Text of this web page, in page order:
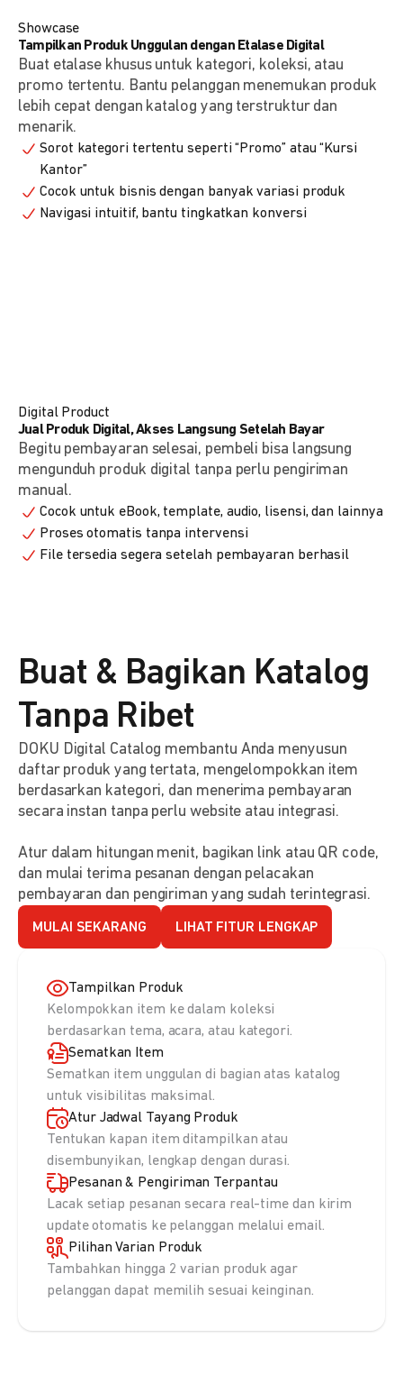
Showcase
Tampilkan Produk Unggulan dengan Etalase Digital
Buat etalase khusus untuk kategori, koleksi, atau
promo tertentu. Bantu pelanggan menemukan produk
lebih cepat dengan katalog yang terstruktur dan
menarik.
Sorot kategori tertentu seperti “Promo” atau “Kursi
Kantor”
Cocok untuk bisnis dengan banyak variasi produk
Navigasi intuitif, bantu tingkatkan konversi
Digital Product
Jual Produk Digital, Akses Langsung Setelah Bayar
Begitu pembayaran selesai, pembeli bisa langsung
mengunduh produk digital tanpa perlu pengiriman
manual.
Cocok untuk eBook, template, audio, lisensi, dan lainnya
Proses otomatis tanpa intervensi
File tersedia segera setelah pembayaran berhasil
Buat & Bagikan Katalog
Tanpa Ribet
DOKU Digital Catalog membantu Anda menyusun
daftar produk yang tertata, mengelompokkan item
berdasarkan kategori, dan menerima pembayaran
secara instan tanpa perlu website atau integrasi.
Atur dalam hitungan menit, bagikan link atau QR code,
dan mulai terima pesanan dengan pelacakan
pembayaran dan pengiriman yang sudah terintegrasi.
MULAI SEKARANG LIHAT FITUR LENGKAP
Tampilkan Produk
Kelompokkan item ke dalam koleksi
berdasarkan tema, acara, atau kategori.
Sematkan Item
Sematkan item unggulan di bagian atas katalog
untuk visibilitas maksimal.
Atur Jadwal Tayang Produk
Tentukan kapan item ditampilkan atau
disembunyikan, lengkap dengan durasi.
Pesanan & Pengiriman Terpantau
Lacak setiap pesanan secara real-time dan kirim
update otomatis ke pelanggan melalui email.
Pilihan Varian Produk
Tambahkan hingga 2 varian produk agar
pelanggan dapat memilih sesuai keinginan.